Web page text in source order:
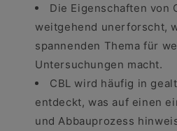
Die Eigenschaften von
weitgehend unerforscht,
spannenden Thema für
Untersuchungen macht.
CBL wird häufig in
entdeckt, was auf einen
und Abbauprozess